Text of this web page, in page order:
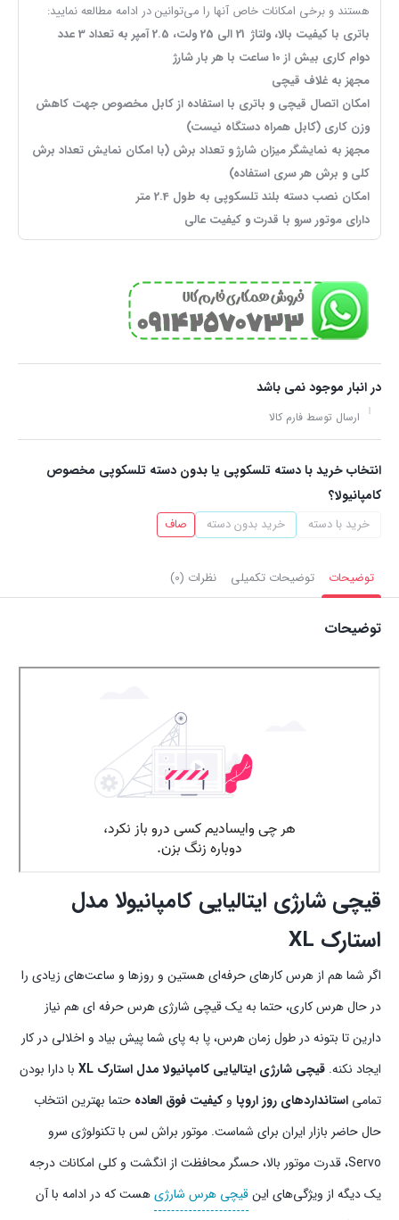
هستند و برخی امکانات خاص آنها را می‌توانین در ادامه مطالعه نمایید:
باتری با کیفیت بالا، ولتاژ 21 الی 25 ولت، 2.5 آمپر به تعداد 3 عدد
دوام کاری بیش از 10 ساعت با هر بار شارژ
مجهز به غلاف قیچی
امکان اتصال قیچی و باتری با استفاده از کابل مخصوص جهت کاهش
وزن کاری (کابل همراه دستگاه نیست)
مجهز به نمایشگر میزان شارژ و تعداد برش (با امکان نمایش تعداد برش
کلی و برش هر سری استفاده)
امکان نصب دسته بلند تلسکوپی به طول 2.4 متر
دارای موتور سرو با قدرت و کیفیت عالی
در انبار موجود نمی باشد
ارسال توسط فارم کالا
انتخاب خرید با دسته تلسکوپی یا بدون دسته تلسکوپی مخصوص
کامپانیولا؟
خرید با دسته خرید بدون دسته صاف
توضیحات توضیحات تکمیلی نظرات (0)
توضیحات
قیچی شارژی ایتالیایی کامپانیولا مدل
استارک XL
اگر شما هم از هرس کارهای حرفه‌ای هستین و روزها و ساعت‌های زیادی را
در حال هرس کاری، حتما به یک قیچی شارژی هرس حرفه ای هم نیاز
دارین تا بتونه در طول زمان هرس، پا به پای شما پیش بیاد و اخلالی در کار
ایجاد نکنه. قیچی شارژی ایتالیایی کامپانیولا مدل استارک XL
با دارا بودن
تمامی استانداردهای روز اروپا وکیفیت فوق العاده حتما بهترین انتخاب
حال حاضر بازار ایران برای شماست. موتور براش لس با تکنولوژی سرو
Servo، قدرت موتور بالا، حسگر محافظت از انگشت و کلی امکانات درجه
یک دیگه از ویژگی‌های اینقیچی هرس شارژیهست که در ادامه با آن